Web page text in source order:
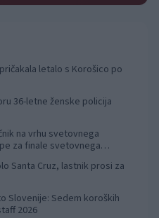
letalo s Korošico po
36-letne ženske policija
na vrhu svetovnega
za finale svetovnega
Santa Cruz, lastnik prosi za
Slovenije: Sedem koroških
2026